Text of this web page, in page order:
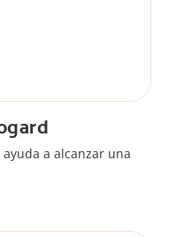
a alcanzar una